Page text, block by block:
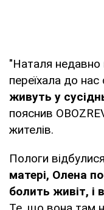
"Наталя недавно
переїхала до
живуть у
пояснив
жителів.
Пологи
матері, Олена
болить живіт, і